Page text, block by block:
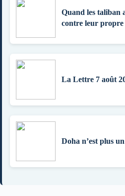
Quand les taliban
contre leur propre
La Lettre 7 août
Doha n’est plus